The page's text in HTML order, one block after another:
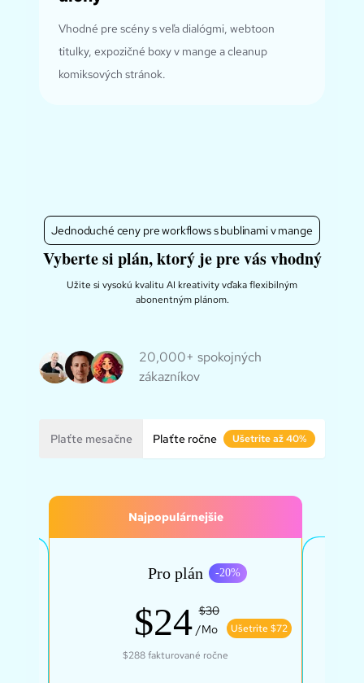
Vhodné pre scény s veľa dialógmi, webtoon
titulky, expozičné boxy v mange a cleanup
komiksových stránok.
Jednoduché ceny pre workflows s bublinami v mange
Vyberte si plán, ktorý je pre vás vhodný
Užite si vysokú kvalitu AI kreativity vďaka flexibilným
abonentným plánom.
20,000+ spokojných
zákazníkov
Plaťte mesačne Plaťte ročne Ušetrite až 40%
Najpopulárnejšie
Pro plán -20%
$24 $30
/Mo
Ušetrite $72
$288fakturované ročne